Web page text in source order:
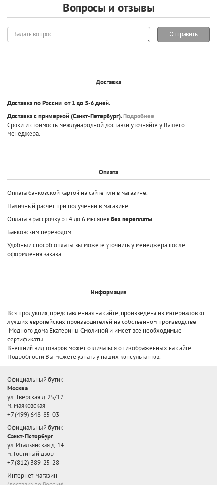
Вопросы и отзывы
Задать
вопрос
Отправить
Доставка
Доставка по России:от 1 до 5-6 дней.
Доставка с примеркой(Санкт-Петербург).Подробнее
Сроки и стоимость международной доставки уточняйте у Вашего
менеджера.
Оплата
Оплата банковской картой на сайте или в магазине.
Наличный расчет при получении в магазине.
Оплата в рассрочку от 4 до 6 месяцевбез переплаты
Банковским переводом.
Удобный способ оплаты вы можете уточнить у менеджера после
оформления заказа.
Информация
Вся продукция, представленная на сайте, произведена из материалов от
лучших европейских производителей на собственном производстве
Модного дома Екатерины Смолиной и имеет все необходимые
сертификаты.
Внешний вид товаров может отличаться от изображенных на сайте.
Подробности Вы можете узнать у наших консультантов.
Официальный бутик
Москва
ул. Тверская д. 25/12
м. Маяковская
+7 (499) 648-85-03
Официальный бутик
Санкт-Петербург
ул. Итальянская д. 14
м. Гостиный двор
+7 (812) 389-25-28
Интернет-магазин